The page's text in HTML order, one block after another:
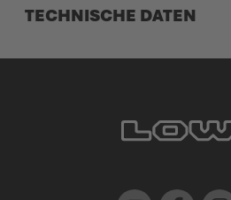
TECHNISCHE DATEN
Youtube Facebook